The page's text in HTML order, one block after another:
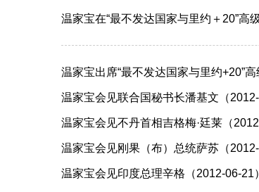
温家宝在“最不发达国家与里约＋20”高
温家宝出席“最不发达国家与里约+20”
温家宝会见联合国秘书长潘基文（2012-
温家宝会见不丹首相吉格梅·廷莱（
温家宝会见刚果（布）总统萨苏（2012-
温家宝会见印度总理辛格（2012-06-21）